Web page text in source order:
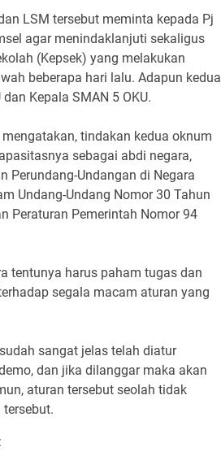
LSM tersebut meminta kepada Pj
agar menindaklanjuti sekaligus
(Kepsek) yang melakukan
beberapa hari lalu. Adapun kedua
Kepala SMAN 5 OKU.
tindakan kedua oknum
sebagai abdi negara,
Perundang-Undangan di Negara
Undang-Undang Nomor 30 Tahun
Peraturan Pemerintah Nomor 94
tentunya harus paham tugas dan
segala macam aturan yang
sangat jelas telah diatur
dan jika dilanggar maka akan
aturan tersebut seolah tidak